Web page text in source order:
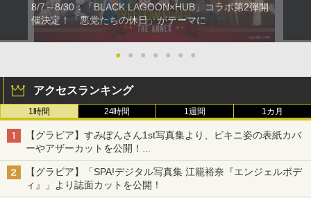
8/7～8/30：「BLACK LAGOON×HUB」コラボ第2弾開
催決定！「悪党たちの休日」がテーマに
● ● ● ● ● ● ●
アクセスランキング
1時間 24時間 1週間 1カ月
【グラビア】すみぽんさん1st写真集より、ビキニ姿の表紙カバ
ーやアザーカットを公開！
タイトルは「offcourt（オフコート）」に決定
【グラビア】「SPA!デジタル写真集 江籠裕奈『エンジェルボデ
ィ』」より誌面カットを公開！